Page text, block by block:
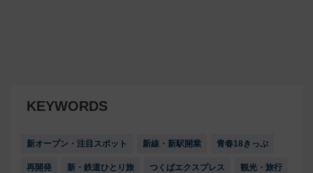
KEYWORDS
新オープン・注目スポット 新線・新駅開業 青春18きっぷ
再開発 新・鉄道ひとり旅 つくばエクスプレス 観光・旅行